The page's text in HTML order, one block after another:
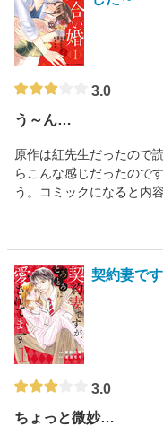
3.0
う～ん…
原作は紅先生だったので
らこんな感じだったので
う。コミックになると内
契約妻で
3.0
ちょっと微妙…